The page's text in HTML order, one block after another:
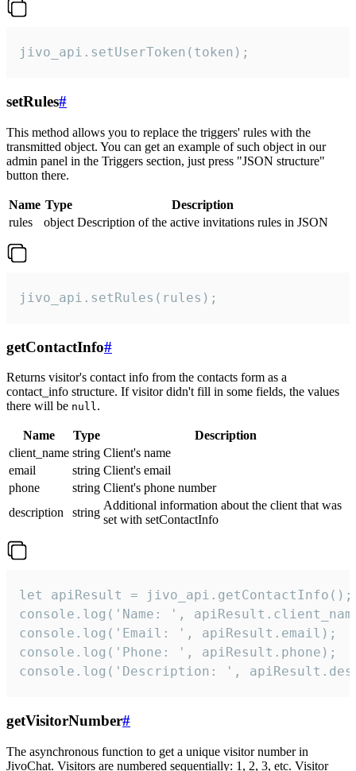
jivo_api.setUserToken(token);
setRules#
This method allows you to replace the triggers' rules with the
transmitted object. You can get an example of such object in our
admin panel in the Triggers section, just press "JSON structure"
button there.
Name Type
Description
rules
object Description of the active invitations rules in JSON
jivo_api.setRules(rules);
getContactInfo#
Returns visitor's contact info from the contacts form as a
contact_info structure. If visitor didn't fill in some fields, the values
there will be null.
Name Type
Description
client_name string Client's name
email
string Client's email
phone
string Client's phone number
description
string
Additional information about the client that was
set with setContactInfo
let apiResult = jivo_api.getContactInfo();
console.log('Name: ',
console.log('Email: ', apiResult.email);
console.log('Phone: ', apiResult.phone);
console.log('Description: ',
getVisitorNumber#
The asynchronous function to get a unique visitor number in
JivoChat. Visitors are numbered sequentially: 1, 2, 3, etc. Visitor